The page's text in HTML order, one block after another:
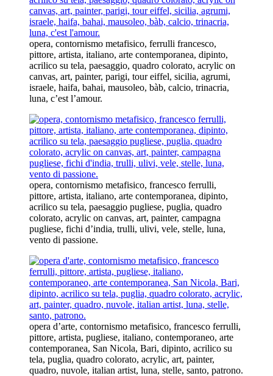
opera, contornismo metafisico, ferrulli francesco,
pittore, artista, italiano, arte contemporanea, dipinto,
acrilico su tela, paesaggio, quadro colorato, acrylic on
canvas, art, painter, parigi, tour eiffel, sicilia, agrumi,
israele, haifa, bahai, mausoleo, bàb, calcio, trinacria,
luna, c’est l’amour.
opera, contornismo metafisico, francesco ferrulli,
pittore, artista, italiano, arte contemporanea, dipinto,
acrilico su tela, paesaggio pugliese, puglia, quadro
colorato, acrylic on canvas, art, painter, campagna
pugliese, fichi d’india, trulli, ulivi, vele, stelle, luna,
vento di passione.
opera d’arte, contornismo metafisico, francesco ferrulli,
pittore, artista, pugliese, italiano, contemporaneo, arte
contemporanea, San Nicola, Bari, dipinto, acrilico su
tela, puglia, quadro colorato, acrylic, art, painter,
quadro, nuvole, italian artist, luna, stelle, santo, patrono.